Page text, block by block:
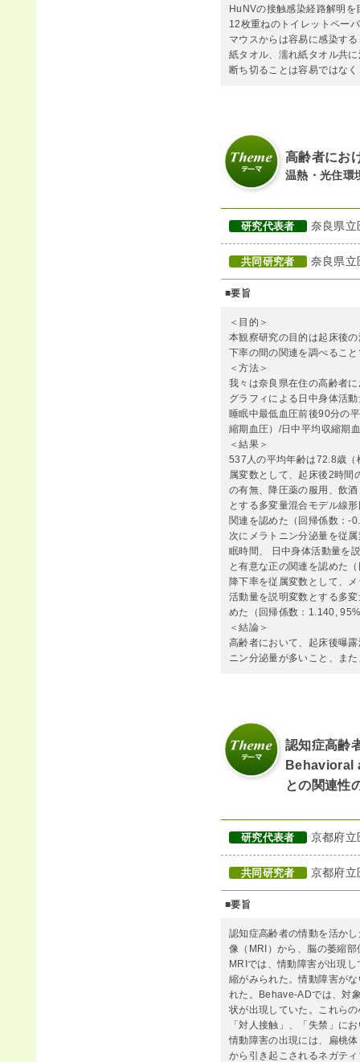
HuNVの接触感染経路解明
12枚重ねのトイレットペー
マウスからは容易に感染す
紙タオル、濡れ紙タオル共
断ち切ることは容易ではな
高齢者にお
温熱・光住環
研究代表者 奈良県
共同研究者 奈良県
■要旨
＜目的＞
本観察研究の目的は起床後
下率の間の関連を調べるこ
＜方法＞
我々は奈良県在住の高齢者
グラフィによる日中身体活
睡眠中最低血圧前後90分の
縮期血圧）/日中平均収縮期
＜結果＞
537人の平均年齢は72.8歳（
属変数として、起床後2時間
の有無、降圧薬の服用、飲
とする多変量混合モデル線
関連を認めた（回帰係数：-
次にメラトニン分泌量を従
眠時間、 日中身体活動量を
と有意な正の関連を認めた
降下率を従属変数として、
活動量を説明変数とする多
めた（回帰係数：1.140,
＜結論＞
高齢者において、起床後曝
ニン分泌量が多いこと、ま
認知症高齢
Behavioral
との関連性
研究代表者 京都府
共同研究者 京都府
■要旨
認知症高齢者の情動を活か
像（MRI）から、脳の萎縮
MRIでは、情動障害が出現
縮がみられた。情動障害が
れた。Behave-ADでは、対
状が出現していた。これら
「対人接触」、「失禁」に
情動障害の出現には、扁桃
から引き起こされるネガテ